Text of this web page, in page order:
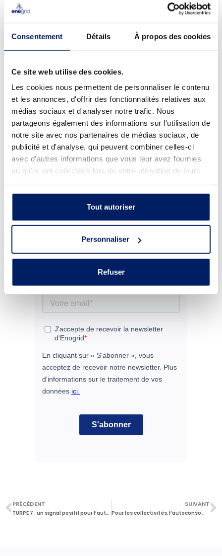
Consentement Détails À propos des cookies
Ce site web utilise des cookies.
Les cookies nous permettent de personnaliser le contenu
et les annonces, d'offrir des fonctionnalités relatives aux
médias sociaux et d'analyser notre trafic. Nous
partageons également des informations sur l'utilisation de
notre site avec nos partenaires de médias sociaux, de
publicité et d'analyse, qui peuvent combiner celles-ci
avec d'autres informations que vous leur avez fournies
ou qu'ils ont collectées lors de votre utilisation de leurs
Tout autoriser
Personnaliser
Refuser
L’avenir de la filière repose désormais sur sa capacité à
convaincre les financeurs. Les modèles économiques
banques la solidité et la rentabilité des projets
d’autoconsommation collective. Quand elles verront des
business plans rigoureux et des projets rentables, elles
suivront. Si l’écosystème change, alors les banques
changeront aussi.
Il est temps d’assumer ce virage. De passer d’un marché
intrinsèque. L’autoconsommation est une des réponses,
une source de stabilité et une garantie pour l’avenir face à
solution à un marché qui n’existe plus.
PRÉCÉDENT
TURPE 7 : un signal positif pour l’autoconsommation collective
SUIVANT
Pour les collectivités, l’autoconsommation collective est simplifiée